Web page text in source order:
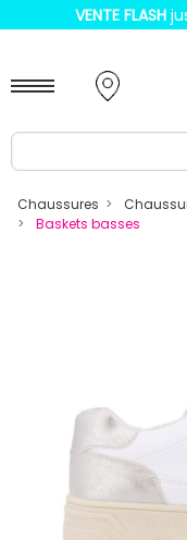
VENTE FLASH
Chaussures
Baskets basses